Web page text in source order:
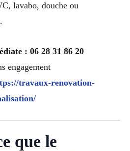
lavabo, douche ou
: 06 28 31 86 20
engagement
travaux-renovation-
que le